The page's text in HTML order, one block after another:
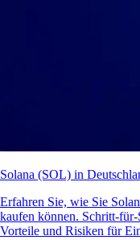
Solana (SOL) in
Erfahren Sie, wie Sie
kaufen können. Schritt-
Vorteile und Risiken für